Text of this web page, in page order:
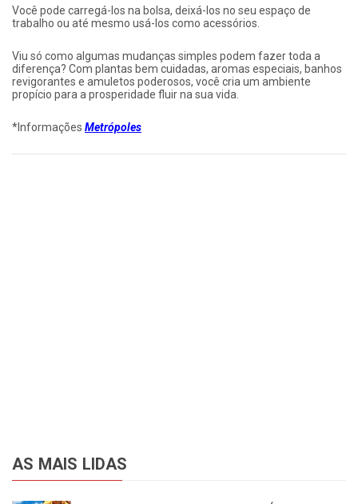
Você pode carregá-los na bolsa, deixá-los no seu espaço de
trabalho ou até mesmo usá-los como acessórios.
Viu só como algumas mudanças simples podem fazer toda a
diferença? Com plantas bem cuidadas, aromas especiais, banhos
revigorantes e amuletos poderosos, você cria um ambiente
propício para a prosperidade fluir na sua vida.
*Informações Metrópoles
AS MAIS LIDAS